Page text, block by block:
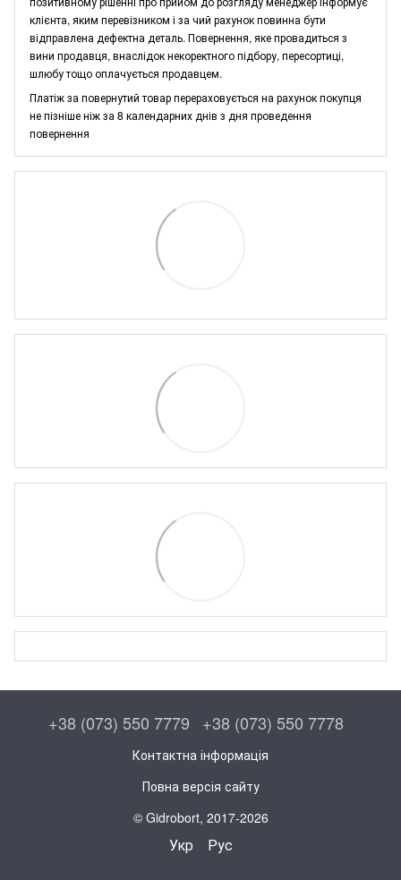
клієнта, яким перевізником і за чий рахунок повинна бути
відправлена дефектна деталь. Повернення, яке провадиться з
вини продавця, внаслідок некоректного підбору, пересортиці,
шлюбу тощо оплачується продавцем.
Платіж за повернутий товар перераховується на рахунок покупця
не пізніше ніж за 8 календарних днів з дня проведення
повернення
+38 (073) 550 7779 +38 (073) 550 7778
Контактна інформація
Повна версія сайту
© Gidrobort, 2017-2026
Укр Рус